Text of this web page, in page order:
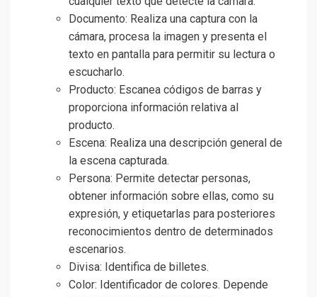
Documento: Realiza una captura con la
cámara, procesa la imagen y presenta el
texto en pantalla para permitir su lectura o
escucharlo.
Producto: Escanea códigos de barras y
proporciona información relativa al
producto.
Escena: Realiza una descripción general de
la escena capturada.
Persona: Permite detectar personas,
obtener información sobre ellas, como su
expresión, y etiquetarlas para posteriores
reconocimientos dentro de determinados
escenarios.
Divisa: Identifica de billetes.
Color: Identificador de colores. Depende